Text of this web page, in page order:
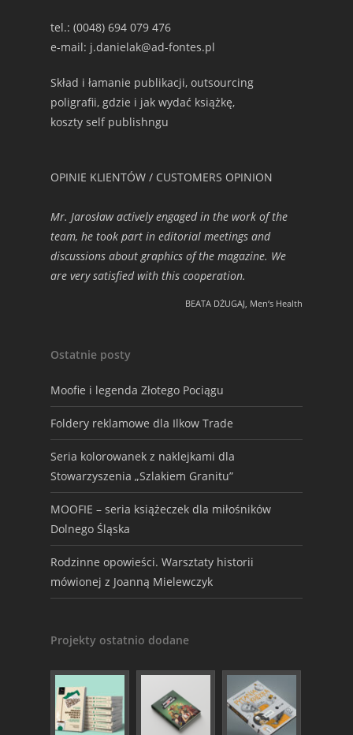
tel.: (0048) 694 079 476
e-mail: j.danielak@ad-fontes.pl
Skład i łamanie publikacji, outsourcing
poligrafii, gdzie i jak wydać książkę,
koszty self publishngu
OPINIE KLIENTÓW / CUSTOMERS OPINION
Mr. Jarosław actively engaged in the work of the
team, he took part in editorial meetings and
discussions about graphics of the magazine. We
are very satisfied with this cooperation.
BEATA DŻUGAJ, Men‘s Health
Ostatnie posty
Moofie i legenda Złotego Pociągu
Foldery reklamowe dla Ilkow Trade
Seria kolorowanek z naklejkami dla
Stowarzyszenia „Szlakiem Granitu”
MOOFIE – seria książeczek dla miłośników
Dolnego Śląska
Rodzinne opowieści. Warsztaty historii
mówionej z Joanną Mielewczyk
Projekty ostatnio dodane